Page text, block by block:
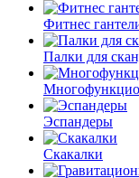
Фитнес
Палки для
Эспандеры
Скакалки